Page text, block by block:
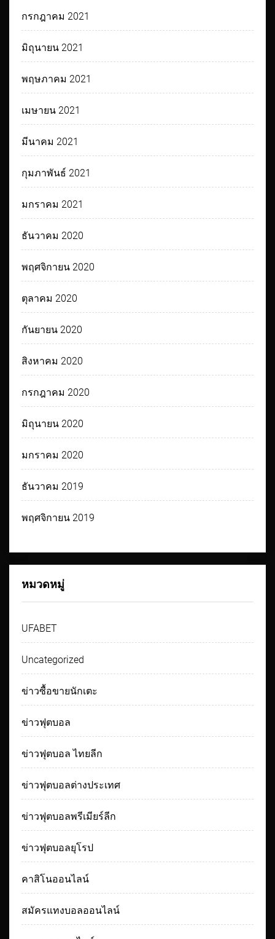
กรกฎาคม 2021
มิถุนายน 2021
พฤษภาคม 2021
เมษายน 2021
มีนาคม 2021
กุมภาพันธ์ 2021
มกราคม 2021
ธันวาคม 2020
พฤศจิกายน 2020
ตุลาคม 2020
กันยายน 2020
สิงหาคม 2020
กรกฎาคม 2020
มิถุนายน 2020
มกราคม 2020
ธันวาคม 2019
พฤศจิกายน 2019
หมวดหมู่
UFABET
Uncategorized
ข่าวซื้อขายนักเตะ
ข่าวฟุตบอล
ข่าวฟุตบอล ไทยลีก
ข่าวฟุตบอลต่างประเทศ
ข่าวฟุตบอลพรีเมียร์ลีก
ข่าวฟุตบอลยุโรป
คาสิโนออนไลน์
สมัครแทงบอลออนไลน์